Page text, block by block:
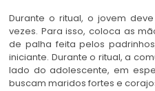
Durante o ritual, o jovem
vezes. Para isso, coloca as
de palha feita pelos
iniciante. Durante o ritual, a
lado do adolescente, em
buscam maridos fortes e